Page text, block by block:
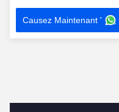
Brouilleur Pelican 1560
Omni ou antennes
directionnelles
Causez Maintenant '